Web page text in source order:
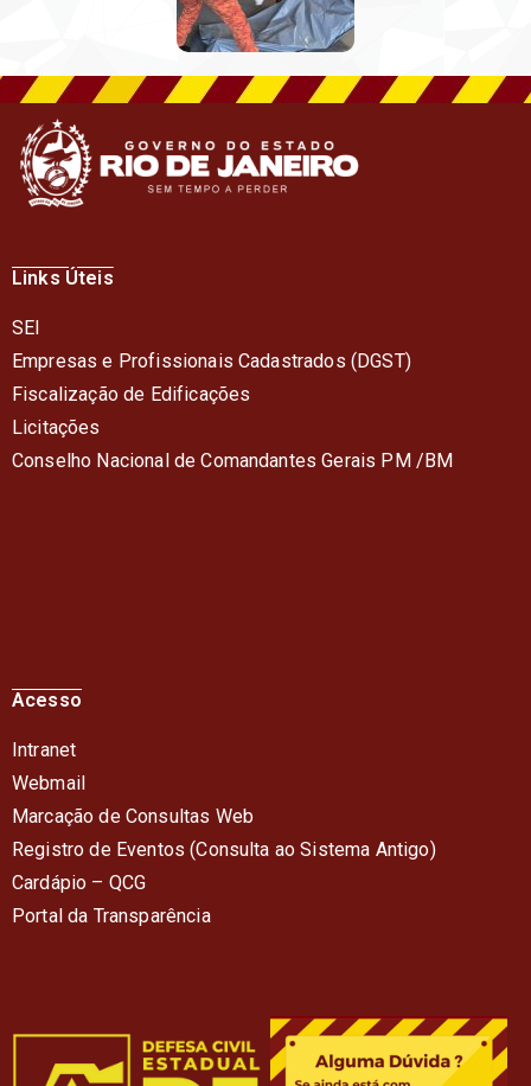
Links Úteis
SEI
Empresas e Profissionais Cadastrados (DGST)
Fiscalização de Edificações
Licitações
Conselho Nacional de Comandantes Gerais PM /BM
Acesso
Intranet
Webmail
Marcação de Consultas Web
Registro de Eventos (Consulta ao Sistema Antigo)
Cardápio – QCG
Portal da Transparência